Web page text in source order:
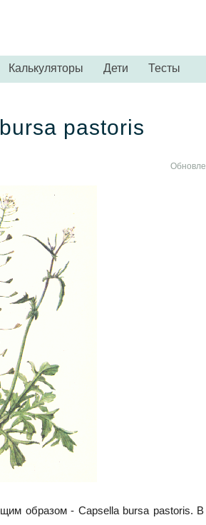
Калькуляторы Дети Тесты
pastoris
образом - Capsella bursa pastoris.